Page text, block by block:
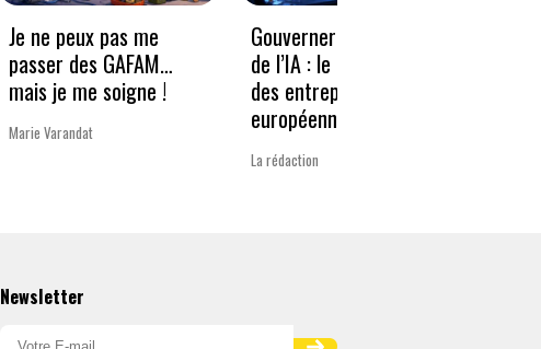
Je ne peux pas me
passer des GAFAM…
mais je me soigne !
Marie Varandat
Gouverner à la vitesse
de l’IA : le nouveau défi
des entreprises
européennes
La rédaction
Newsletter